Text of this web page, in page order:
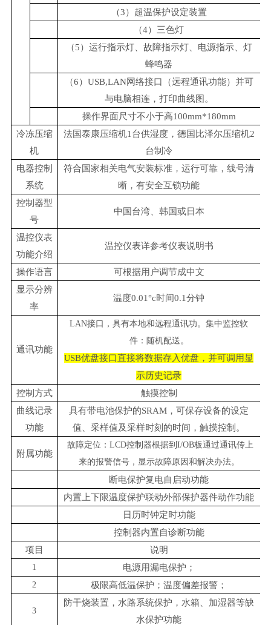
（3）超温保护设定装置
（4）三色灯
（5）运行指示灯、故障指示灯、电源指示、灯
蜂鸣器
（6）USB,LAN网络接口（远程通讯功能）并可
与电脑相连，打印曲线图。
操作界面尺寸不小于高100mm*180mm
冷冻压缩
机
法国泰康压缩机1台供湿度，德国比泽尔压缩机2
台制冷
电器控制
系统
符合国家相关电气安装标准，运行可靠，线号清
晰，有安全互锁功能
控制器型
号
中国台湾、韩国或日本
温控仪表
功能介绍
温控仪表详参考仪表说明书
操作语言
可根据用户调节成中文
显示分辨
率
温度0.01°c时间0.1分钟
通讯功能
LAN接口，具有本地和远程通讯功。集中监控软
件：随机配送。
USB优盘接口直接将数据存入优盘，并可调用显
示历史记录
控制方式
触摸控制
曲线记录
功能
具有带电池保护的SRAM，可保存设备的设定
值、采样值及采样时刻的时间，触摸控制。
附属功能
故障定位：LCD控制器根据到I/OB板通过通讯传上
来的报警信号，显示故障原因和解决办法。
断电保护复电自启动功能
内置上下限温度保护联动外部保护器件动作功能
日历时钟定时功能
控制器内置自诊断功能
项目
说明
1 电源用漏电保护；
2 极限高低温保护；温度偏差报警；
3
防干烧装置，水路系统保护，水箱、加湿器等缺
水保护功能